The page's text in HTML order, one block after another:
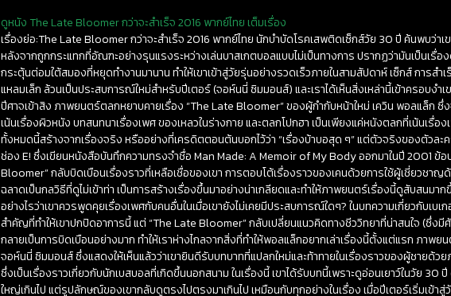
ดูหนัง The Late Bloomer กว่าจะสำเร็จ 2016 พากย์ไทย เต็มเรื่อง
เรื่องย่อ:The Late Bloomer กว่าจะสำเร็จ 2016 พากย์ไทย นักบำบัดโรคเสพติดเซ็กส์วัย 30 ปี ค้นพบว่าเ
หลังจากถูกกระแทกที่อัณฑะอย่างรุนแรงระหว่างเล่นบาสเกตบอลแบบไม่เป็นทางการ ปรากฏว่ามันเป็นเรื่อ
กระตุ้นต่อมใต้สมองที่หยุดทำงานมานาน ทำให้เขาเข้าสู่วัยรุ่นอย่างรวดเร็วภายในสามสัปดาห์ เซ็กส์ การสำ
แหลมเล็ก ล้วนเป็นประสบการณ์ใหม่สำหรับปีเตอร์ (จอห์นนี่ ซิมมอนส์) และเราได้เห็นสิ่งเหล่านี้เข้าครอบงำเ
ปีศาจเข้าสิง ภาพยนตร์ตลกหยาบคายเรื่อง “The Late Bloomer” ของผู้กำกับหน้าใหม่ เควิน พอลแล็ก
เน้นเรื่องผิวหนัง บทสนทนาเรื่องเพศ ของเหลวในร่างกาย และตลกโปกฮา เป็นเพียงแค่หนังตลกที่เน้นเรื่อ
ทั้งหมดนี้สร้างจากเรื่องจริง หรืออย่างที่เครดิตตอนต้นบอกไว้ว่า “เรื่องบ้าบอสุด ๆ” แต่ตัวจริงของตัวละ
ช่อง E! ซึ่งเขียนหนังสือบันทึกความทรงจำชื่อ Man Made: A Memoir of My Body ออกมาในปี 2001 ข้
Bloomer” กลับบิดเบือนเรื่องราวที่เหลือเชื่อของเขา การตอบโต้เรื่องราวของเคนด้วยการใช้ผู้เชี่ยวช
ฉลาดเป็นกลวิธีที่ดูไม่เข้าท่า เป็นการสร้างเรื่องขึ้นมาอย่างน่าเกลียดและทำให้ภาพยนตร์เรื่องนี้ดูสับสนมา
อย่างไรว่าเขาควรพูดคุยเรื่องเพศกับคนอื่นในเมื่อเขายังไม่เคยมีประสบการณ์ใดๆ? ในบทความเกี่ยวกับเบเ
สำคัญที่ทำให้เขาปกปิดอาการนี้ แต่ “The Late Bloomer” กลับเปลี่ยนแนวคิดทางชีววิทยาที่น่าสนใจ (ซึ่งมี
กลายเป็นการบิดเบือนอย่างมาก ทำให้เราห่างไกลจากสิ่งที่ทำให้พอลแล็กอยากเล่าเรื่องนี้ตั้งแต่แรก ภาพ
จอห์นนี่ ซิมมอนส์ ซึ่งแสดงให้เห็นแล้วว่าเขายินดีรับบทบาทที่แปลกใหม่และท้าทายในเรื่องราวของผู้ชายด้ว
ซึ่งเป็นเรื่องราวเกี่ยวกับนักเบสบอลที่เกิดขึ้นนอกสนาม ในเรื่องนี้ เขาได้รับบทนี้เพราะดูอ่อนเยาว์ในวัย
ใหญ่เกินไป แต่รูปลักษณ์ของเขากลับดูตรงไปตรงมาเกินไป เหมือนกับทุกอย่างในเรื่อง เมื่อปีเตอร์เริ่มเข้